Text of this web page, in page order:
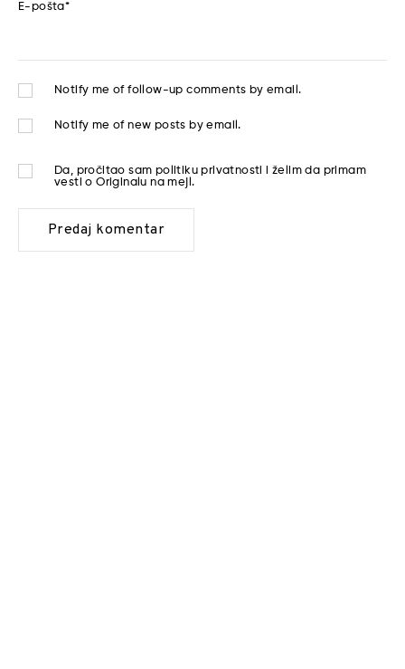
E-pošta*
Notify me of follow-up comments by email.
Notify me of new posts by email.
Da, pročitao sam politiku privatnosti
i želim da primam
vesti o Originalu na mejl.